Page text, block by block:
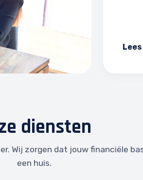
diensten
Wij zorgen dat jouw financiële
een huis.